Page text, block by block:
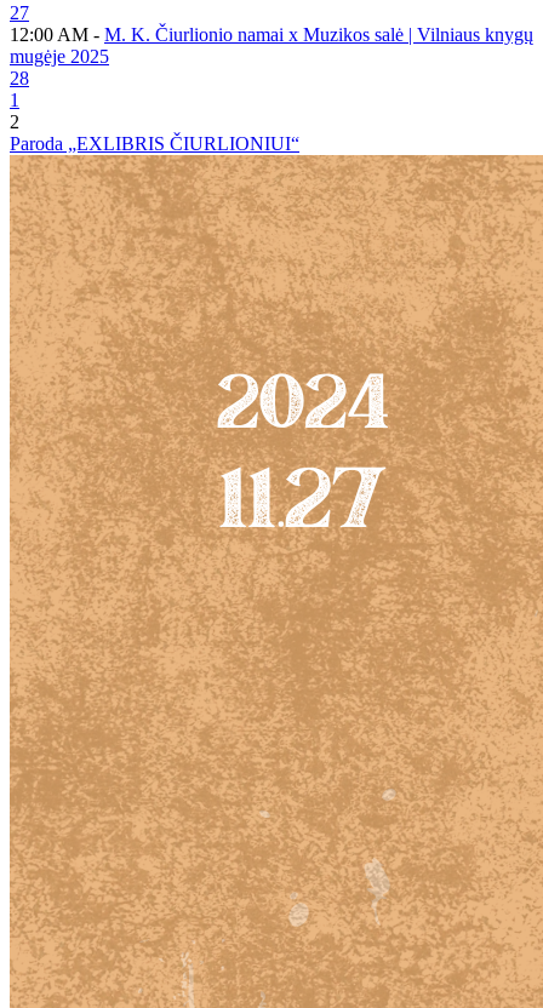
27
12:00 AM - M. K. Čiurlionio namai x Muzikos salė | Vilniaus knygų
mugėje 2025
28
1
2
Paroda „EXLIBRIS ČIURLIONIUI“